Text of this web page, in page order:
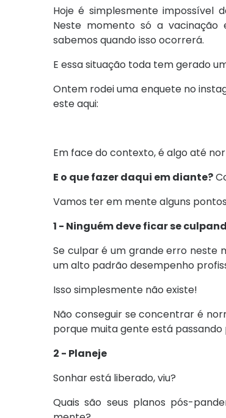
Hoje é simplesmente impossível
Neste momento só a vacinação
sabemos quando isso ocorrerá.
E essa situação toda tem gerado
Ontem rodei uma enquete no
este aqui:
Em face do contexto, é algo até
E o que fazer daqui em diante?
Vamos ter em mente alguns
1 - Ninguém deve ficar se
Se culpar é um grande erro neste
um alto padrão desempenho
Isso simplesmente não existe!
Não conseguir se concentrar é
porque muita gente está
2 - Planeje
Sonhar está liberado, viu?
Quais são seus planos pós-